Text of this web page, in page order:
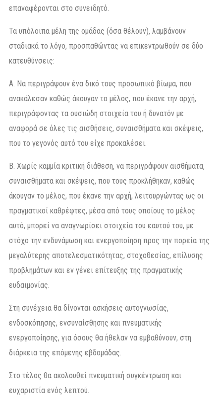
επαναφέρονται στο συνειδητό.
Τα υπόλοιπα μέλη της ομάδας (όσα θέλουν), λαμβάνουν
σταδιακά το λόγο, προσπαθώντας να επικεντρωθούν σε δύο
κατευθύνσεις:
Α. Να περιγράψουν ένα δικό τους προσωπικό βίωμα, που
ανακάλεσαν καθώς άκουγαν το μέλος, που έκανε την αρχή,
περιγράφοντας τα ουσιώδη στοιχεία του ή δυνατόν με
αναφορά σε όλες τις αισθήσεις, συναισθήματα και σκέψεις,
που το γεγονός αυτό του είχε προκαλέσει.
Β. Χωρίς καμμία κριτική διάθεση, να περιγράψουν αισθήματα,
συναισθήματα και σκέψεις, που τους προκλήθηκαν, καθώς
άκουγαν το μέλος, που έκανε την αρχή, λειτουργώντας ως οι
πραγματικοί καθρέφτες, μέσα από τους οποίους το μέλος
αυτό, μπορεί να αναγνωρίσει στοιχεία του εαυτού του, με
στόχο την ενδυνάμωση και ενεργοποίηση προς την πορεία της
μεγαλύτερης αποτελεσματικότητας, στοχοθεσίας, επίλυσης
προβλημάτων και εν γένει επίτευξης της πραγματικής
ευδαιμονίας.
Στη συνέχεια θα δίνονται ασκήσεις αυτογνωσίας,
ενδοσκόπησης, ενσυναίσθησης και πνευματικής
ενεργοποίησης, για όσους θα ήθελαν να εμβαθύνουν, στη
διάρκεια της επόμενης εβδομάδας.
Στο τέλος θα ακολουθεί πνευματική συγκέντρωση και
ευχαριστία ενός λεπτού.